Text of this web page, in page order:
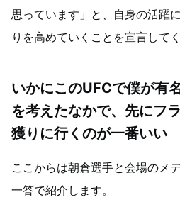
思っています」と、自身の活躍
りを高めていくことを宣言して
いかにこのUFCで僕が有
を考えたなかで、先にフ
獲りに行くのが一番いい
ここからは朝倉選手と会場のメ
一答で紹介します。